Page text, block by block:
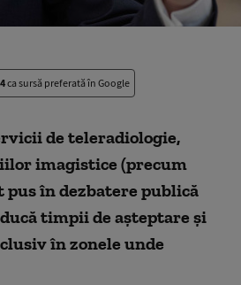
ca sursă preferată în Google
de teleradiologie,
imagistice (precum
în dezbatere publică
timpii de așteptare și
în zonele unde